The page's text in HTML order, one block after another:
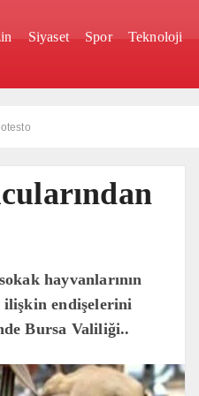
Siyaset Spor Teknoloji
hayvanlarının
ilişkin endişelerini
Bursa Valiliği..